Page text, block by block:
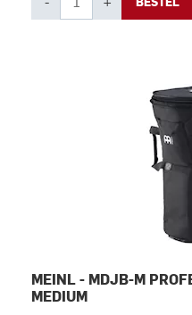
MEINL - MDJB-M
MEDIUM